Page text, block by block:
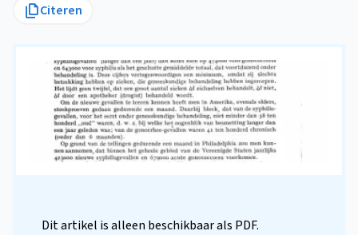
Citeren
Dit artikel is alleen beschikbaar als PDF.